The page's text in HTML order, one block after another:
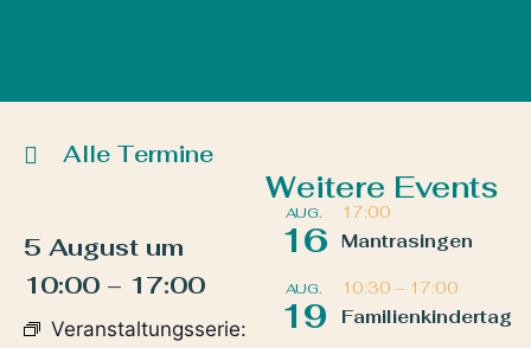
Alle Termine
5 August um
10:00 – 17:00
Veranstaltungsserie:
Weitere Events
AUG.
16
17:00
Mantrasingen
AUG.
19
10:30 – 17:00
Familienkindertag